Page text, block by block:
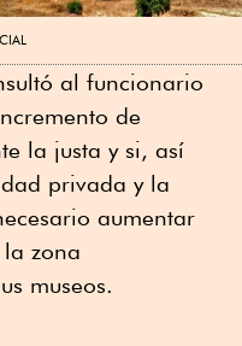
al funcionario
de
la justa y si, así
privada y la
aumentar
zona
museos.